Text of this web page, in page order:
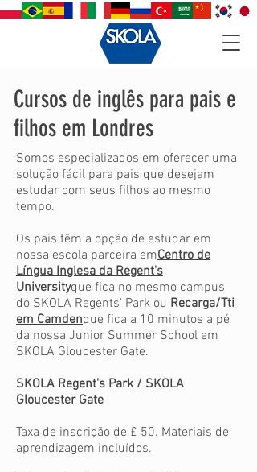
Cursos de inglês para pais e
filhos em Londres
Somos especializados em oferecer uma
solução fácil para pais que desejam
estudar com seus filhos ao mesmo
tempo.
Os pais têm a opção de estudar em
nossa escola parceira emCentro de
Língua Inglesa da Regent's
Universityque fica no mesmo campus
do SKOLA Regents' Park ou Recarga/Tti
em Camdenque fica a 10 minutos a pé
da nossa Junior Summer School em
SKOLA Gloucester Gate.
SKOLA Regent's Park / SKOLA
Gloucester Gate
Taxa de inscrição de £ 50. Materiais de
aprendizagem incluídos.